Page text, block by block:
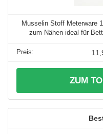
Musselin Stoff Meterware
zum Nähen ideal für
ZUM